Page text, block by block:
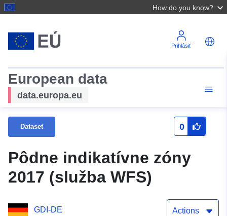
How do you know?
Prihlásiť
European data
data.europa.eu
Dataset 0
Pôdne indikatívne zóny
2017 (služba WFS)
GDI-DE Actions